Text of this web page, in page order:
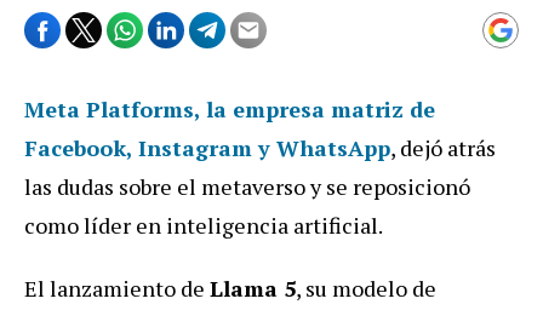
Meta Platforms, la empresa matriz de
Facebook, Instagram y WhatsApp, dejó atrás
las dudas sobre el metaverso y se reposicionó
como líder en inteligencia artificial.
El lanzamiento de Llama 5, su modelo de